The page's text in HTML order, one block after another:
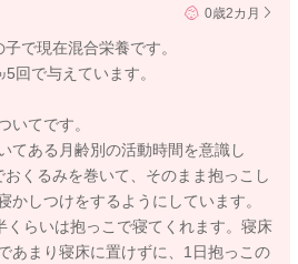
0歳2カ月
で現在混合栄養です。
回で与えています。
いてです。
てある月齢別の活動時間を意識し
くるみを巻いて、そのまま抱っこし
かしつけをするようにしています。
くらいは抱っこで寝てくれます。寝床
あまり寝床に置けずに、1日抱っこの